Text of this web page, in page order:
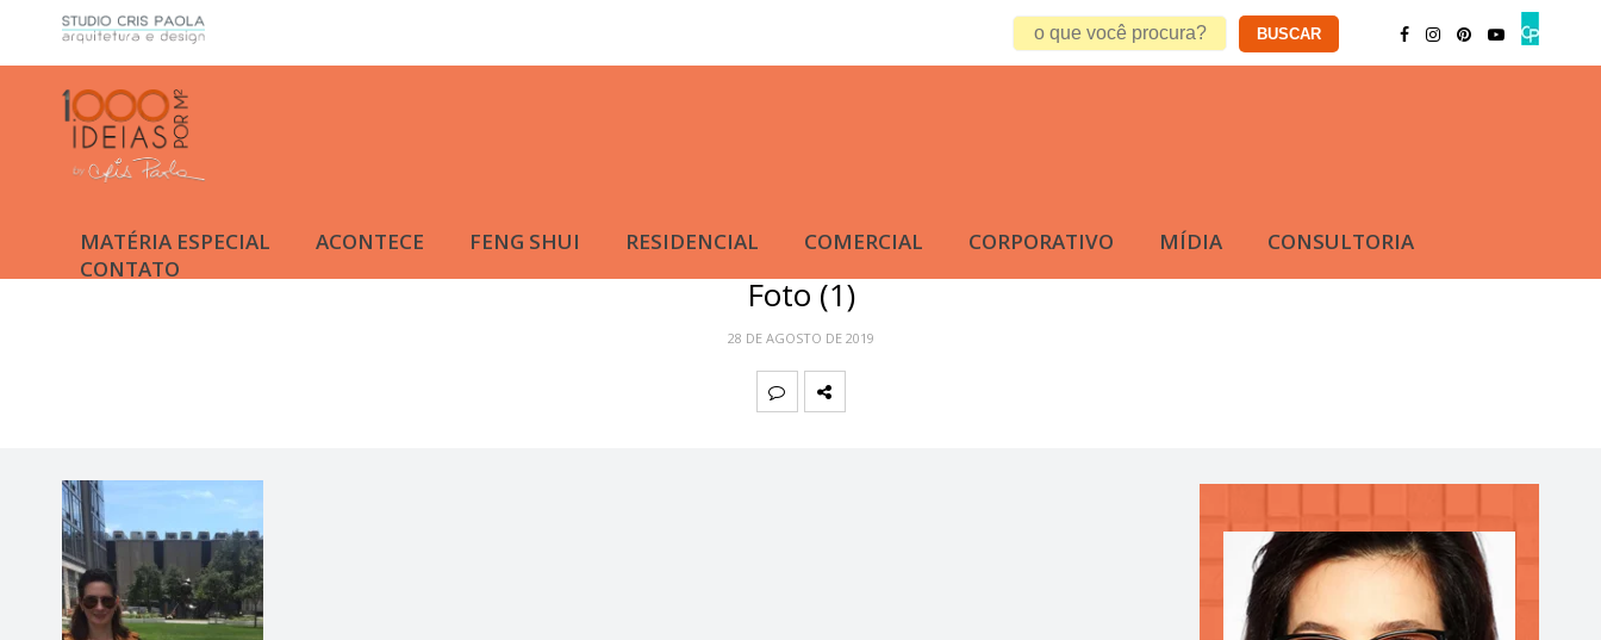
MATÉRIA ESPECIAL ACONTECE FENG SHUI RESIDENCIAL COMERCIAL CORPORATIVO MÍDIA
CONSULTORIA
CONTATO
Foto (1)
28 DE AGOSTO DE 2019